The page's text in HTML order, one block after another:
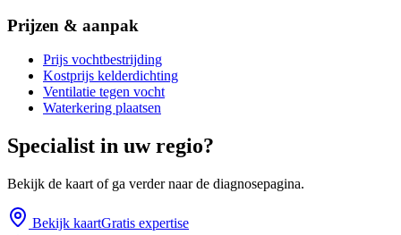
Prijzen & aanpak
Prijs vochtbestrijding
Kostprijs kelderdichting
Ventilatie tegen vocht
Waterkering plaatsen
Specialist in uw regio?
Bekijk de kaart of ga verder naar de diagnosepagina.
Bekijk kaartGratis expertise